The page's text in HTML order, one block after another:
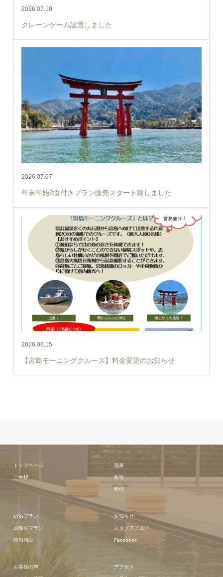
2026.07.19
クレーンゲーム設置しました
2026.07.07
年末年始2食付きプラン販売スタート致しました
2026.06.15
【宮島モーニングクルーズ】料金変更のお知らせ
トップページ
ご挨拶
温泉
客室
料理
宿泊プラン
日帰りプラン
館内施設
お知らせ
スタッフブログ
Facebook
お客様の声 アクセス